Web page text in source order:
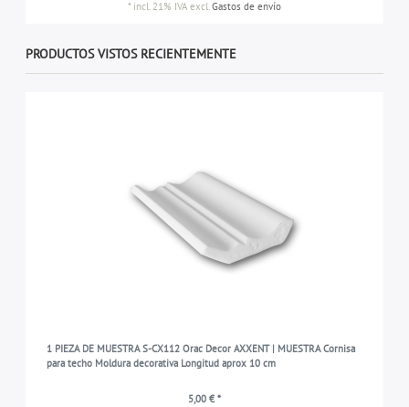
* incl. 21% IVA excl. Gastos de envío
PRODUCTOS VISTOS RECIENTEMENTE
1 PIEZA DE MUESTRA S-CX112 Orac Decor AXXENT | MUESTRA Cornisa
para techo Moldura decorativa Longitud aprox 10 cm
5,00 € *